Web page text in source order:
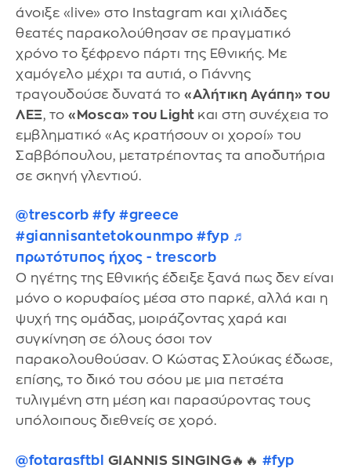
άνοιξε «live» στο Instagram και χιλιάδες
θεατές παρακολούθησαν σε πραγματικό
χρόνο το ξέφρενο πάρτι της Εθνικής. Με
χαμόγελο μέχρι τα αυτιά, ο Γιάννης
τραγουδούσε δυνατά το «Αλήτικη Αγάπη» του
ΛΕΞ, το «Mosca» του Light και στη συνέχεια το
εμβληματικό «Ας κρατήσουν οι χοροί» του
Σαββόπουλου, μετατρέποντας τα αποδυτήρια
σε σκηνή γλεντιού.
@trescorb #fy #greece
#giannisantetokounmpo #fyp ♬
πρωτότυπος ήχος - trescorb
Ο ηγέτης της Εθνικής έδειξε ξανά πως δεν είναι
μόνο ο κορυφαίος μέσα στο παρκέ, αλλά και η
ψυχή της ομάδας, μοιράζοντας χαρά και
συγκίνηση σε όλους όσοι τον
παρακολουθούσαν. Ο Κώστας Σλούκας έδωσε,
επίσης, το δικό του σόου με μια πετσέτα
τυλιγμένη στη μέση και παρασύροντας τους
υπόλοιπους διεθνείς σε χορό.
@fotarasftbl GIANNIS SINGING🔥🔥 #fyp